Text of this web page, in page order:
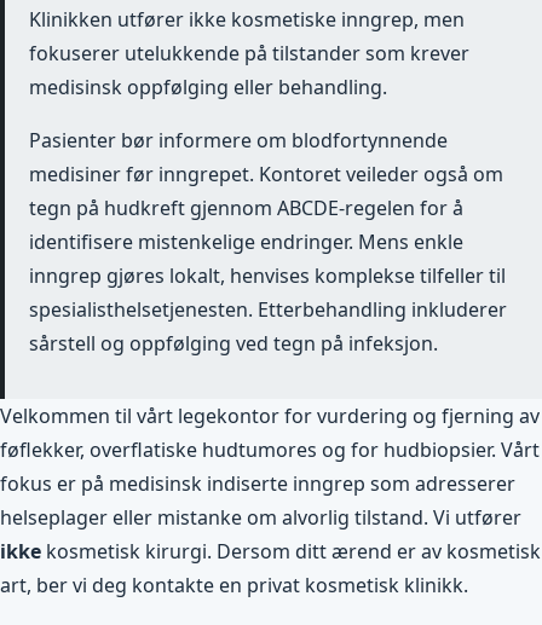
Klinikken utfører ikke kosmetiske inngrep, men
fokuserer utelukkende på tilstander som krever
medisinsk oppfølging eller behandling.
Pasienter bør informere om blodfortynnende
medisiner før inngrepet. Kontoret veileder også om
tegn på hudkreft gjennom ABCDE-regelen for å
identifisere mistenkelige endringer. Mens enkle
inngrep gjøres lokalt, henvises komplekse tilfeller til
spesialisthelsetjenesten. Etterbehandling inkluderer
sårstell og oppfølging ved tegn på infeksjon.
Velkommen til vårt legekontor for vurdering og fjerning av
føflekker, overflatiske hudtumores og for hudbiopsier. Vårt
fokus er på medisinsk indiserte inngrep som adresserer
helseplager eller mistanke om alvorlig tilstand. Vi utfører
ikke kosmetisk kirurgi. Dersom ditt ærend er av kosmetisk
art, ber vi deg kontakte en privat kosmetisk klinikk.